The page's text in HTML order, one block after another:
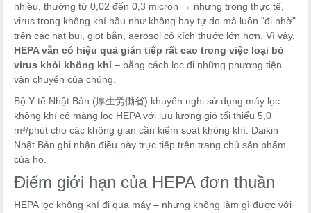
nhiều, thường từ 0,02 đến 0,3 micron → nhưng trong thực tế,
virus trong không khí hầu như không bay tự do mà luôn "đi nhờ"
trên các hạt bụi, giọt bắn, aerosol có kích thước lớn hơn. Vì vậy,
HEPA vẫn có hiệu quả gián tiếp rất cao trong việc loại bỏ
virus khỏi không khí– bằng cách lọc đi những phương tiện
vận chuyển của chúng.
Bộ Y tế Nhật Bản (厚生労働省) khuyến nghị sử dụng máy lọc
không khí có màng lọc HEPA với lưu lượng gió tối thiểu 5,0
m³/phút cho các không gian cần kiểm soát không khí. Daikin
Nhật Bản ghi nhận điều này trực tiếp trên trang chủ sản phẩm
của họ.
Điểm giới hạn của HEPA đơn thuần
HEPA lọc không khí đi qua máy – nhưng không làm gì được với